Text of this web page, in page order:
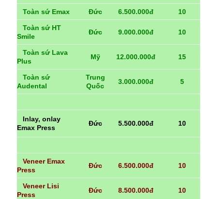
Toàn sứ Emax Đức 6.500.000đ 10
Toàn sứ HT
Smile
Đức 9.000.000đ 10
Toàn sứ Lava
Plus
Mỹ 12.000.000đ 15
Toàn sứ
Audental
Trung
Quốc
3.000.000đ 5
Inlay, onlay
Emax Press
Đức 5.500.000đ 10
Veneer Emax
Press
Đức 6.500.000đ 10
Veneer Lisi
Press
Đức 8.500.000đ 10